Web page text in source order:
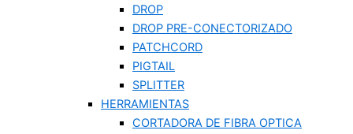
DROP
DROP PRE-CONECTORIZADO
PATCHCORD
PIGTAIL
SPLITTER
HERRAMIENTAS
CORTADORA DE FIBRA OPTICA